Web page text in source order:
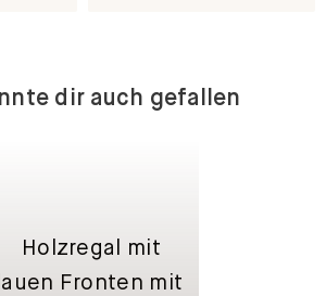
dir auch gefallen